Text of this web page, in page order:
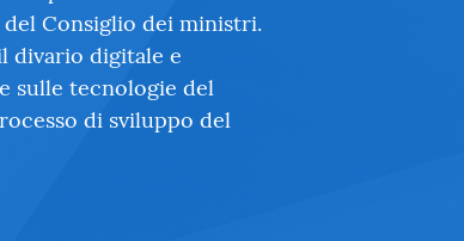
Consiglio dei ministri.
divario digitale e
sulle tecnologie del
di sviluppo del